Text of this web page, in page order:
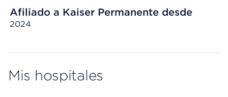
Afiliado a Kaiser Permanente desde
2024
Mis hospitales